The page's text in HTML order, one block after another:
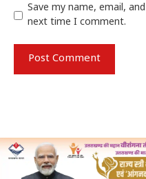
Save my name, email,
next time I comment.